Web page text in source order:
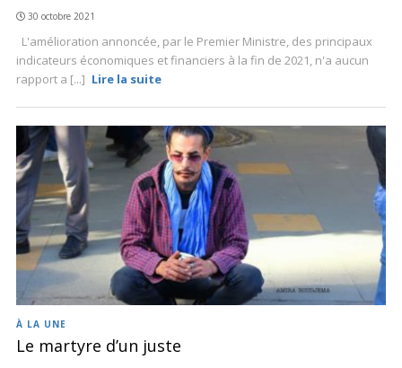
30 octobre 2021
L'amélioration annoncée, par le Premier Ministre, des principaux
indicateurs économiques et financiers à la fin de 2021, n'a aucun
rapport a [...] Lire la suite
À LA UNE
Le martyre d’un juste